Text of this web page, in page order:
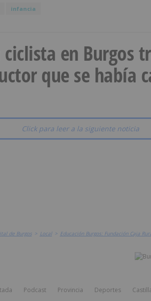
infancia
ciclista en Burgos
que se había
Click para leer a la siguiente noticia
de Burgos > Local > Educación Burgos: Fundación Caja
Podcast Provincia Deportes